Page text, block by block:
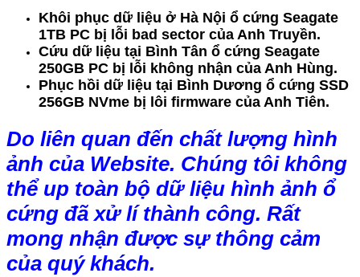
Khôi phục dữ liệu ở Hà Nội ổ cứng Seagate
1TB PC bị lỗi bad sector của Anh Truyền.
Cứu dữ liệu tại Bình Tân ổ cứng Seagate
250GB PC bị lỗi không nhận của Anh Hùng.
Phục hồi dữ liệu tại Bình Dương ổ cứng SSD
256GB NVme bị lôi firmware của Anh Tiên.
Do liên quan đến chất lượng hình
ảnh của Website. Chúng tôi không
thể up toàn bộ dữ liệu hình ảnh ổ
cứng đã xử lí thành công. Rất
mong nhận được sự thông cảm
của quý khách.